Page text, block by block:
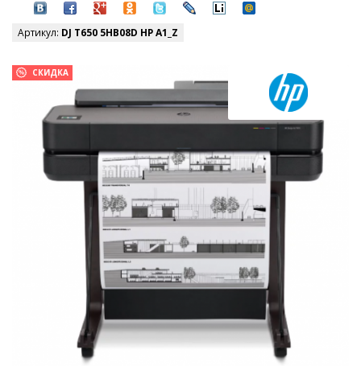
Артикул: DJ T650 5HB08D HP A1_Z
СКИДКА